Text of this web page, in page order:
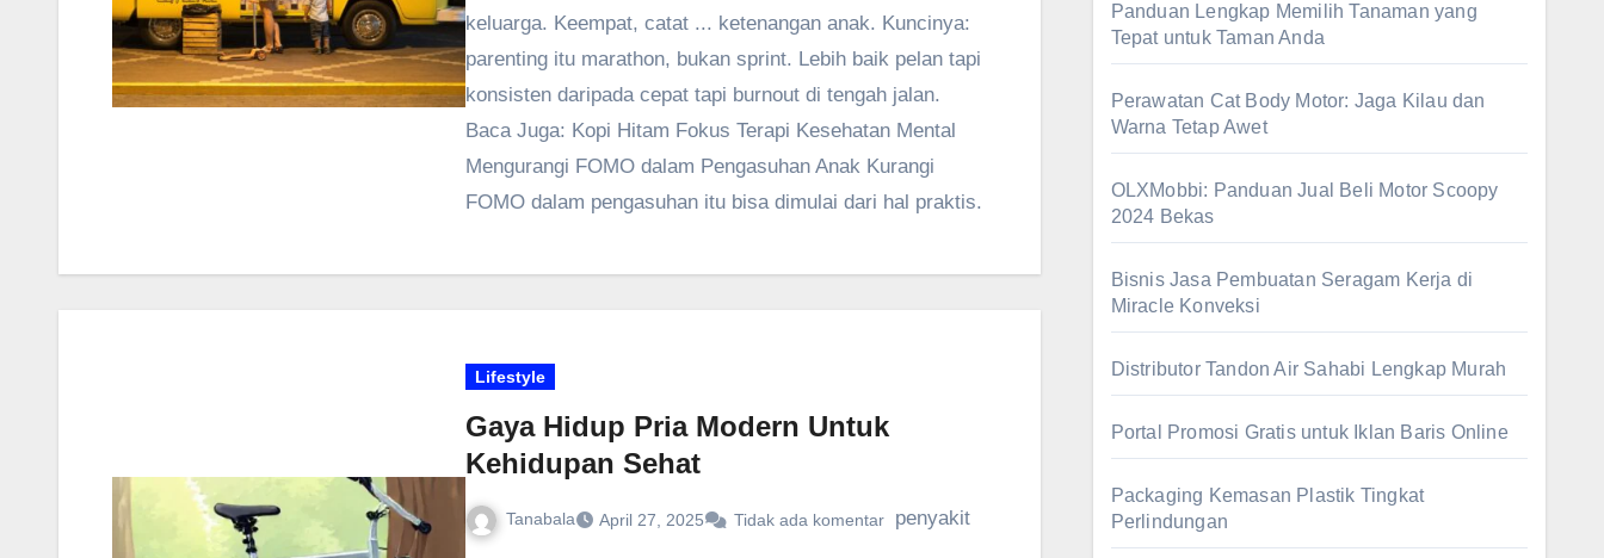
keluarga. Keempat, catat ... ketenangan anak. Kuncinya:
parenting itu marathon, bukan sprint. Lebih baik pelan tapi
konsisten daripada cepat tapi burnout di tengah jalan.
Baca Juga: Kopi Hitam Fokus Terapi Kesehatan Mental
Mengurangi FOMO dalam Pengasuhan Anak Kurangi
FOMO dalam pengasuhan itu bisa dimulai dari hal praktis.
Lifestyle
Gaya Hidup Pria Modern Untuk
Kehidupan Sehat
Tanabala April 27, 2025 Tidak ada komentar penyakit
Panduan Lengkap Memilih Tanaman yang
Tepat untuk Taman Anda
Perawatan Cat Body Motor: Jaga Kilau dan
Warna Tetap Awet
OLXMobbi: Panduan Jual Beli Motor Scoopy
2024 Bekas
Bisnis Jasa Pembuatan Seragam Kerja di
Miracle Konveksi
Distributor Tandon Air Sahabi Lengkap Murah
Portal Promosi Gratis untuk Iklan Baris Online
Packaging Kemasan Plastik Tingkat
Perlindungan